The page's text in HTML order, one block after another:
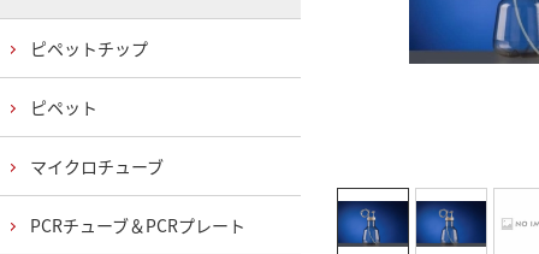
ピペットチップ
ピペット
マイクロチューブ
PCRチューブ＆PCRプレート